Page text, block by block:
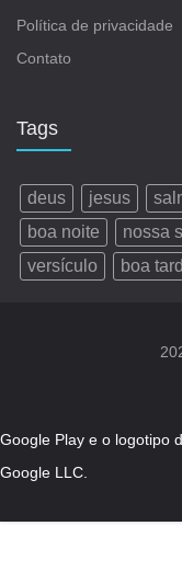
Política de privacidade
Contato
Tags
deus jesus
boa noite
nossa
versículo
boa
Google Play e o logotipo
Google LLC.